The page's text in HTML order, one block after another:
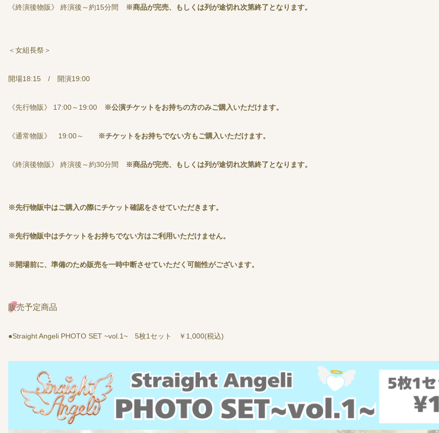
《終演後物販》 終演後～約15分間 ※商品が完売、もしくは列が途切れ次第終了となります。
＜女組長祭＞
開場18:15 / 開演19:00
《先行物販》 17:00～19:00 ※公演チケットをお持ちの方のみご購入いただけます。
《通常物販》 19:00～ ※チケットをお持ちでない方もご購入いただけます。
《終演後物販》 終演後～約30分間 ※商品が完売、もしくは列が途切れ次第終了となります。
※先行物販中はご購入の際にチケット確認をさせていただきます。
※先行物販中はチケットをお持ちでない方はご利用いただけません。
※開場前に、準備のため販売を一時中断させていただく可能性がございます。
販売予定商品
●Straight Angeli PHOTO SET ~vol.1~ 5枚1セット ￥1,000(税込)